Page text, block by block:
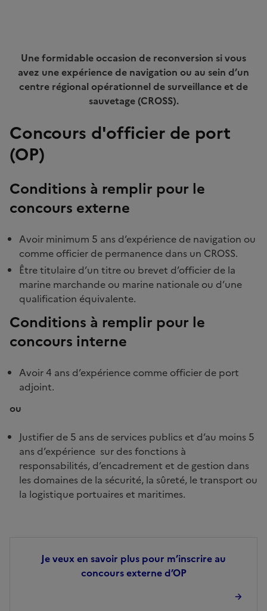
Une formidable occasion de reconversion si vous
avez une expérience de navigation ou au sein d’un
centre régional opérationnel de surveillance et de
sauvetage (CROSS).
Concours d'officier de port
(OP)
Conditions à remplir pour le
concours externe
Avoir minimum 5 ans d’expérience de navigation ou
comme officier de permanence dans un CROSS.
Être titulaire d’un titre ou brevet d’officier de la
marine marchande ou marine nationale ou d’une
qualification équivalente.
Conditions à remplir pour le
concours interne
Avoir 4 ans d’expérience comme officier de port
adjoint.
ou
Justifier de 5 ans de services publics et d’au moins 5
ans d’expérience sur des fonctions à
responsabilités, d’encadrement et de gestion dans
les domaines de la sécurité, la sûreté, le transport ou
la logistique portuaires et maritimes.
Je veux en savoir plus pour m’inscrire au
concours externe d’OP